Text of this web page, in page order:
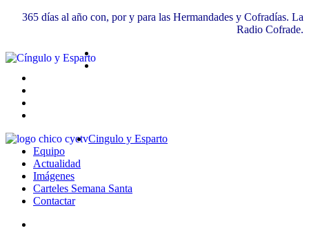
365 días al año con, por y para las Hermandades y Cofradías. La
Radio Cofrade.
Cingulo y Esparto
Equipo
Actualidad
Imágenes
Carteles Semana Santa
Contactar